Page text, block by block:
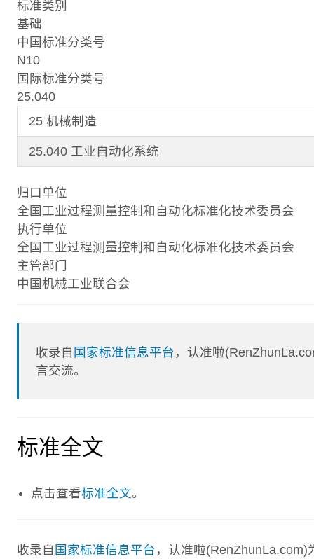
标准类别
基础
中国标准分类号
N10
国际标准分类号
25.040
25 机械制造
25.040 工业自动化系统
归口单位
全国工业过程测量控制和自动化标准化技术委员会
执行单位
全国工业过程测量控制和自动化标准化技术委员会
主管部门
中国机械工业联合会
收录自 国家标准信息平台 ，认准啦
言交流。
标准全文
点击查看标准全文。
收录自 国家标准信息平台 ，认准啦